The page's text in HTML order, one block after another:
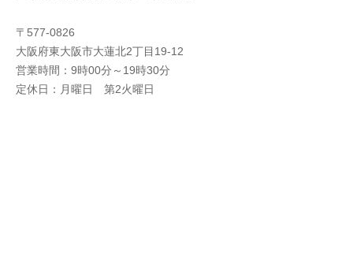
〒577-0826
大阪府東大阪市大蓮北2丁目19-12
営業時間：9時00分～19時30分
定休日：月曜日 第2火曜日